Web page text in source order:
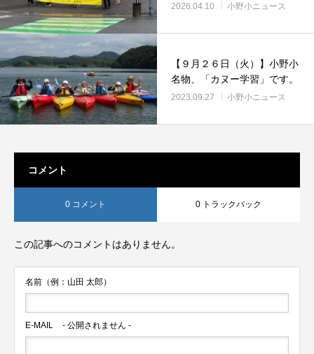
2026.04.10 小野小ニュース
【９月２６日（火）】小野小
名物、「カヌー学習」です。
2023.09.27 小野小ニュース
コメント
0 コメント 0 トラックバック
この記事へのコメントはありません。
名前（例：山田 太郎）
E-MAIL - 公開されません -